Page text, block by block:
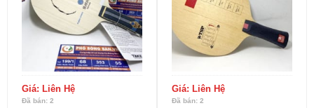
Giá: Liên Hệ
Đã bán: 2
Giá: Liên Hệ
Đã bán: 2